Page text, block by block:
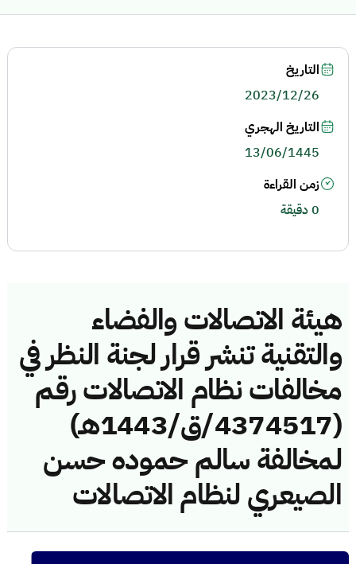
هيئة الاتصالات والفضاء
والتقنية تنشر قرار لجنة النظر في
مخالفات نظام الاتصالات رقم
(4374517/ق/1443هـ)
لمخالفة سالم حموده حسن
الصيعري لنظام الاتصالات
التاريخ
2023/12/26
التاريخ الهجري
13/06/1445
زمن القراءة
0 دقيقة